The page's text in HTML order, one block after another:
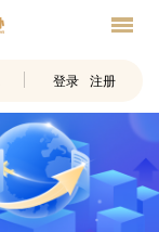
登录 注册